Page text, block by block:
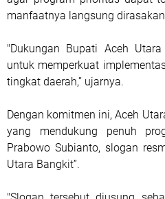
manfaatnya langsung
"Dukungan Bupati Aceh
untuk memperkuat
tingkat daerah,” ujarnya.
Dengan komitmen ini, Aceh
yang mendukung penuh
Prabowo Subianto, slogan
Utara Bangkit”.